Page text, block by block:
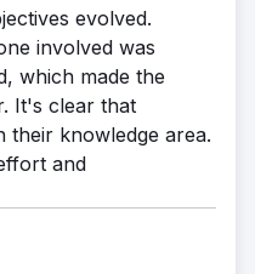
evolved.
involved was
which made the
It's clear that
their knowledge area.
and